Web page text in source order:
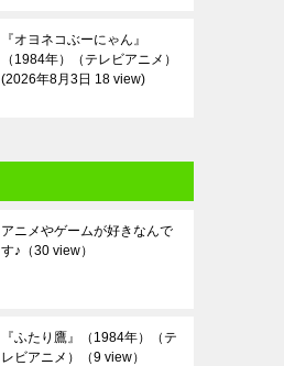
『オヨネコぶーにゃん』
（1984年）（テレビアニメ）
2026年8月3日 18 view
アニメやゲームが好きなんで
す♪ （30 view）
『ふたり鷹』（1984年）（テ
レビアニメ）
（9 view）